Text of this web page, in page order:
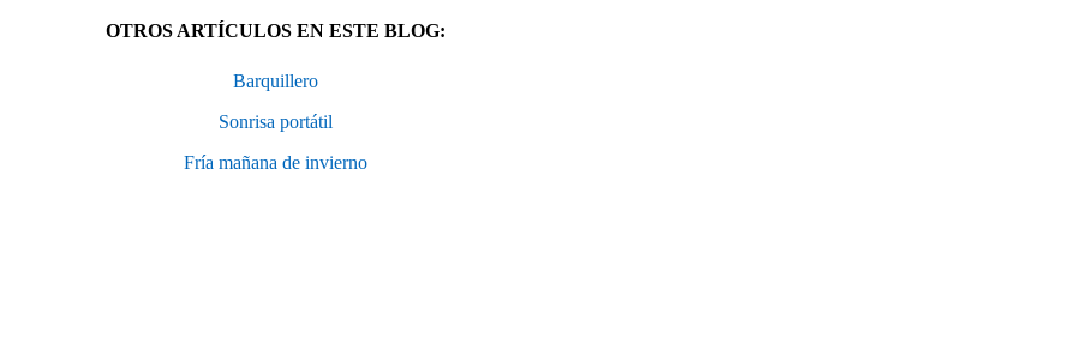
OTROS ARTÍCULOS EN ESTE BLOG:
Barquillero
Sonrisa portátil
Fría mañana de invierno